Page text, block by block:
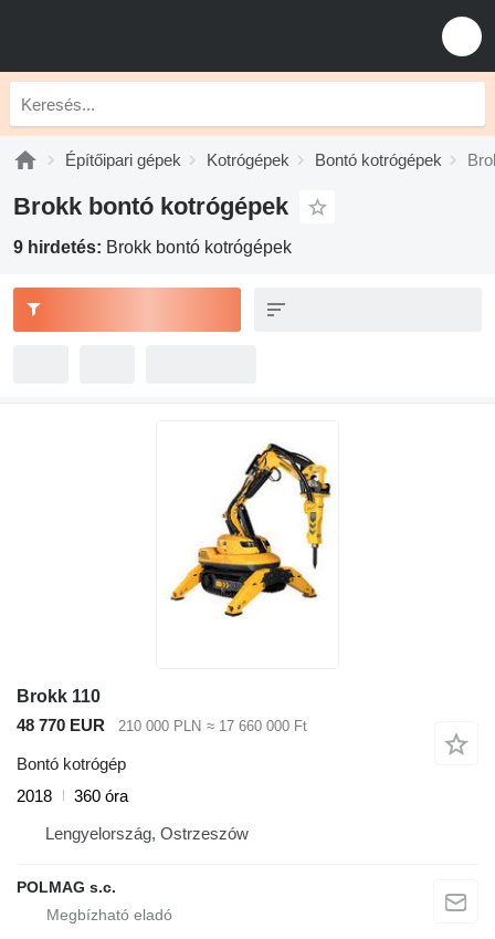
Építőipari gépek Kotrógépek Bontó kotrógépek
Brokk bontó kotrógépek
9 hirdetés: Brokk bontó kotrógépek
Brokk 110
48 770 EUR
210 000 PLN ≈ 17 660 000 Ft
Bontó kotrógép
2018
360 óra
Lengyelország, Ostrzeszów
POLMAG s.c.